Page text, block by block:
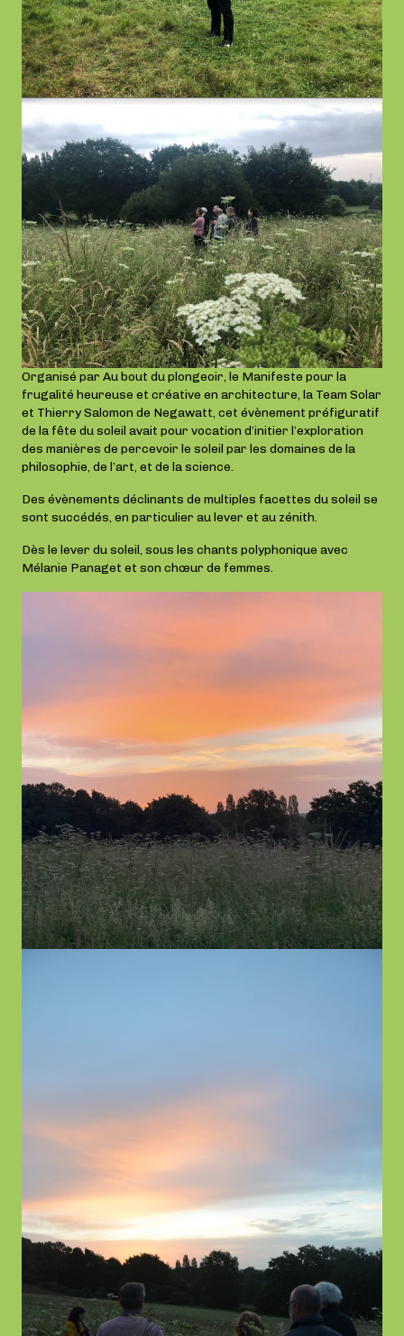
Organisé par Au bout du plongeoir, le Manifeste pour la
frugalité heureuse et créative en architecture, la Team Solar
et Thierry Salomon de Negawatt, cet évènement préfiguratif
de la fête du soleil avait pour vocation d’initier l’exploration
des manières de percevoir le soleil par les domaines de la
philosophie, de l’art, et de la science.
Des évènements déclinants de multiples facettes du soleil se
sont succédés, en particulier au lever et au zénith.
Dès le lever du soleil, sous les chants polyphonique avec
Mélanie Panaget et son chœur de femmes.